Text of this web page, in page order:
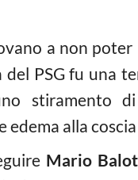
a non
PSG fu una
stiramento
edema alla
Mario